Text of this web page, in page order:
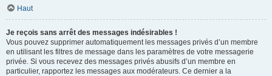
Haut
Je reçois sans arrêt des messages indésirables !
Vous pouvez supprimer automatiquement les messages privés d’un membre
en utilisant les filtres de message dans les paramètres de votre messagerie
privée. Si vous recevez des messages privés abusifs d’un membre en
particulier, rapportez les messages aux modérateurs. Ce dernier a la